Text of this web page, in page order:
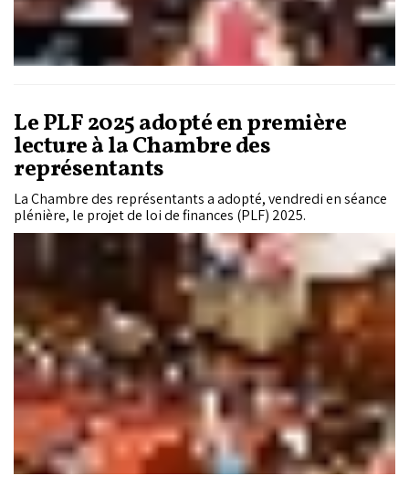
Le PLF 2025 adopté en première
lecture à la Chambre des
représentants
La Chambre des représentants a adopté, vendredi en séance
plénière, le projet de loi de finances (PLF) 2025.